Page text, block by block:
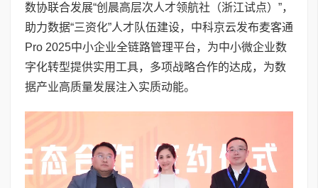
数协联合发展“创晨高层次人才领航社（浙江试点）”，
助力数据“三资化”人才队伍建设，中科京云发布麦客通
Pro 2025中小企业全链路管理平台，为中小微企业数
字化转型提供实用工具，多项战略合作的达成，为数
据产业高质量发展注入实质动能。